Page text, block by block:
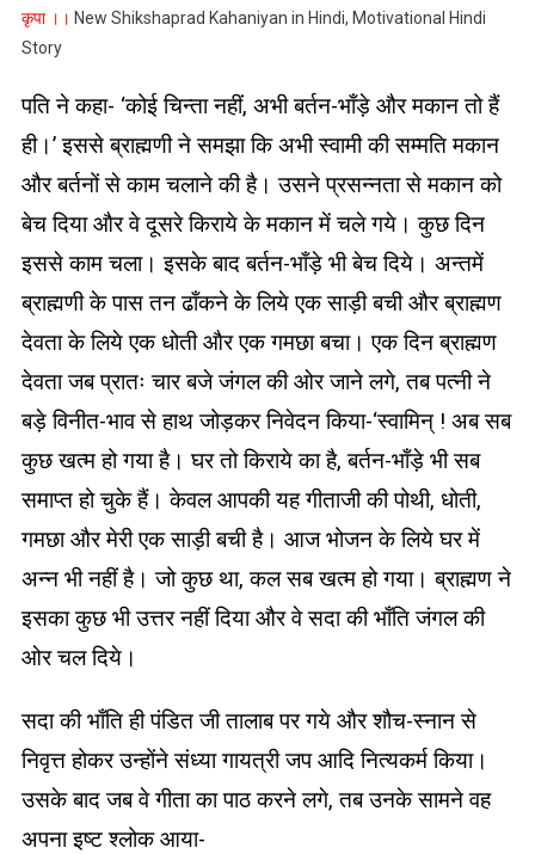
कृपा ।। New Shikshaprad Kahaniyan in Hindi, Motivational Hindi
Story
पति ने कहा- ‘कोई चिन्ता नहीं, अभी बर्तन-भाँड़े और मकान तो हैं
ही।’ इससे ब्राह्मणी ने समझा कि अभी स्वामी की सम्मति मकान
और बर्तनों से काम चलाने की है। उसने प्रसन्नता से मकान को
बेच दिया और वे दूसरे किराये के मकान में चले गये। कुछ दिन
इससे काम चला। इसके बाद बर्तन-भाँड़े भी बेच दिये। अन्तमें
ब्राह्मणी के पास तन ढाँकने के लिये एक साड़ी बची और ब्राह्मण
देवता के लिये एक धोती और एक गमछा बचा। एक दिन ब्राह्मण
देवता जब प्रातः चार बजे जंगल की ओर जाने लगे, तब पत्नी ने
बड़े विनीत-भाव से हाथ जोड़कर निवेदन किया-‘स्वामिन् ! अब सब
कुछ खत्म हो गया है। घर तो किराये का है, बर्तन-भाँड़े भी सब
समाप्त हो चुके हैं। केवल आपकी यह गीताजी की पोथी, धोती,
गमछा और मेरी एक साड़ी बची है। आज भोजन के लिये घर में
अन्न भी नहीं है। जो कुछ था, कल सब खत्म हो गया। ब्राह्मण ने
इसका कुछ भी उत्तर नहीं दिया और वे सदा की भाँति जंगल की
ओर चल दिये।
सदा की भाँति ही पंडित जी तालाब पर गये और शौच-स्नान से
निवृत्त होकर उन्होंने संध्या गायत्री जप आदि नित्यकर्म किया।
उसके बाद जब वे गीता का पाठ करने लगे, तब उनके सामने वह
अपना इष्ट श्लोक आया-